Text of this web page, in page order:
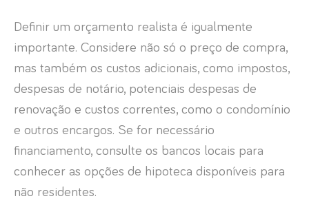
Definir um orçamento realista é igualmente
importante. Considere não só o preço de compra,
mas também os custos adicionais, como impostos,
despesas de notário, potenciais despesas de
renovação e custos correntes, como o condomínio
e outros encargos. Se for necessário
financiamento, consulte os bancos locais para
conhecer as opções de hipoteca disponíveis para
não residentes.